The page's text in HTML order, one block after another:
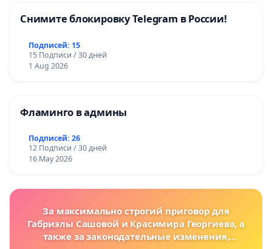
Снимите блокировку Telegram в России!
Подписей: 15
15 Подписи / 30 дней
1 Aug 2026
Фламинго в админы
Подписей: 26
12 Подписи / 30 дней
16 May 2026
За максимально строгий приговор для
Габриэлы Сашовой и Красимира Георгиева, а
также за законодательные изменения,